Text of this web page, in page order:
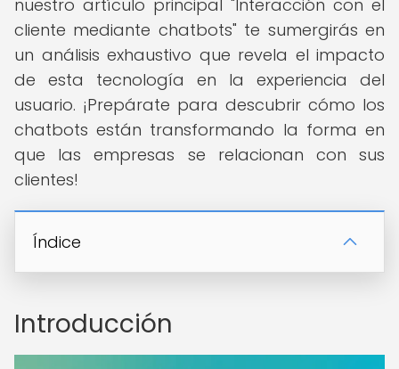
nuestro artículo principal "Interacción con el
cliente mediante chatbots" te sumergirás en
un análisis exhaustivo que revela el impacto
de esta tecnología en la experiencia del
usuario. ¡Prepárate para descubrir cómo los
chatbots están transformando la forma en
que las empresas se relacionan con sus
clientes!
Índice
Introducción